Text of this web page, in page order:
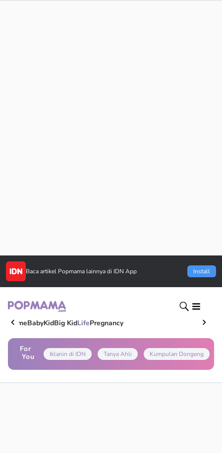
Baca artikel Popmama lainnya di IDN App Install
HomeBabyKidBig KidLifePregnancy
For
You
Iklanin di IDN Tanya Ahli Kumpulan Dongeng